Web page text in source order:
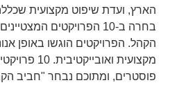
הארץ, ועדת שיפוט מקצועית
בחרה ב-10 הפרויקטים
הקהל. הפרויקטים הוגשו באופן
מקצועית
פוסטרים, ומתוכם נבחר "חביב